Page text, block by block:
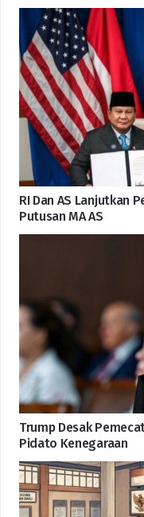
RI Dan AS Lanjutkan
Putusan MA AS
Trump Desak
Pidato Kenegaraan